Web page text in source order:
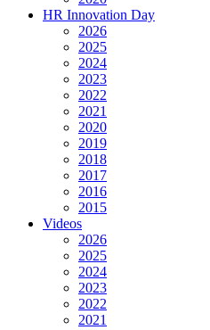
HR Innovation Day
2026
2025
2024
2023
2022
2021
2020
2019
2018
2017
2016
2015
Videos
2026
2025
2024
2023
2022
2021